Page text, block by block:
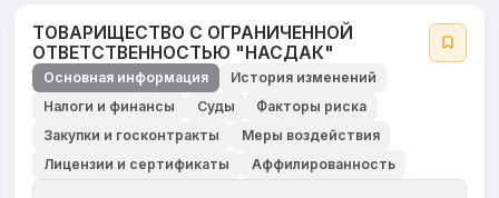
ТОВАРИЩЕСТВО С ОГРАНИЧЕННОЙ
ОТВЕТСТВЕННОСТЬЮ "НАСДАК"
Основная информация
История изменений
Налоги и финансы
Суды
Факторы риска
Закупки и госконтракты
Меры воздействия
Лицензии и сертификаты
Аффилированность